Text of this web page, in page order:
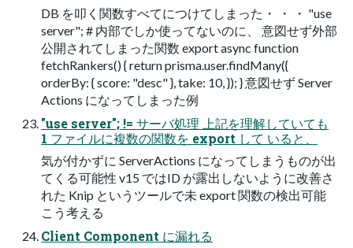
DB を叩く関数すべてにつけてしまった・ ・ ・ "use
server"; # 内部でしか使ってないのに、 意図せず外部
公開されてしまった関数 export async function
fetchRankers() { return prisma.user.findMany({
orderBy: { score: "desc" }, take: 10, }); } 意図せず Server
Actions になってしまった例
"use server"; != サーバ処理 上記を理解していても
1 ファイルに複数の関数を export して いると、
気が付かずに ServerActions になってしまうものが出
てくる可能性 v15 ではID が露出しないように改善さ
れた Knip というツールで未 export 関数の検出可能
こう考える
Client Component に漏れる